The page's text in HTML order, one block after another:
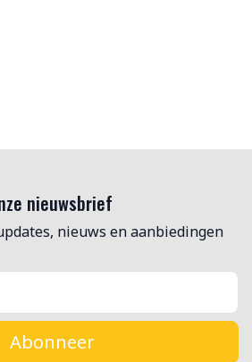
nieuwsbrief
nieuws en aanbiedingen
Abonneer